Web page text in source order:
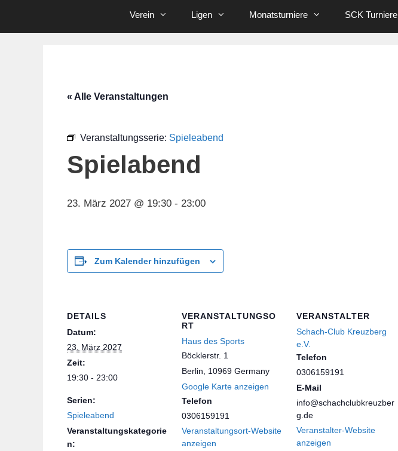
Verein Ligen Monatsturniere SCK Turniere
« Alle Veranstaltungen
Veranstaltungsserie: Spieleabend
Spielabend
23. März 2027 @ 19:30 - 23:00
Zum Kalender hinzufügen
DETAILS
Datum:
23. März 2027
Zeit:
19:30 - 23:00
Serien:
Spieleabend
Veranstaltungskategorie
n:
VERANSTALTUNGSO
RT
Haus des Sports
Böcklerstr. 1
Berlin
10969 Germany
Google Karte anzeigen
Telefon
0306159191
Veranstaltungsort-Website
anzeigen
VERANSTALTER
Schach-Club Kreuzberg
e.V.
Telefon
0306159191
E-Mail
info@schachclubkreuzber
g.de
Veranstalter-Website
anzeigen